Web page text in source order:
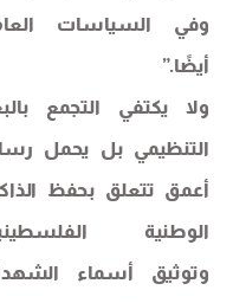
وفي السياسات العامة
أيضًا.”
ولا يكتفي التجمع بالبعد
التنظيمي بل يحمل رسالة
أعمق تتعلق بحفظ الذاكرة
الوطنية الفلسطينية،
وتوثيق أسماء الشهداء،